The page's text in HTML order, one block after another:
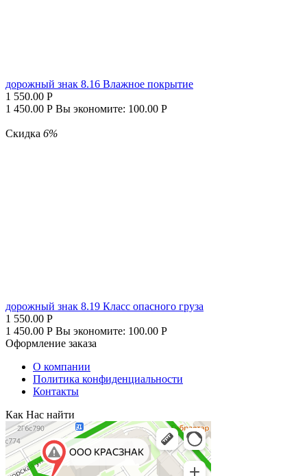
дорожный знак 8.16 Влажное покрытие
1 550.00 Р
1 450.00 Р Вы экономите: 100.00 Р
Скидка 6%
дорожный знак 8.19 Класс опасного груза
1 550.00 Р
1 450.00 Р Вы экономите: 100.00 Р
Оформление заказа
О компании
Политика конфиденциальности
Контакты
Как Нас найти